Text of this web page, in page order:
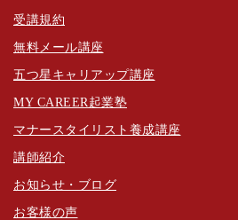
受講規約
無料メール講座
五つ星キャリアップ講座
MY CAREER起業塾
マナースタイリスト養成講座
講師紹介
お知らせ・ブログ
お客様の声